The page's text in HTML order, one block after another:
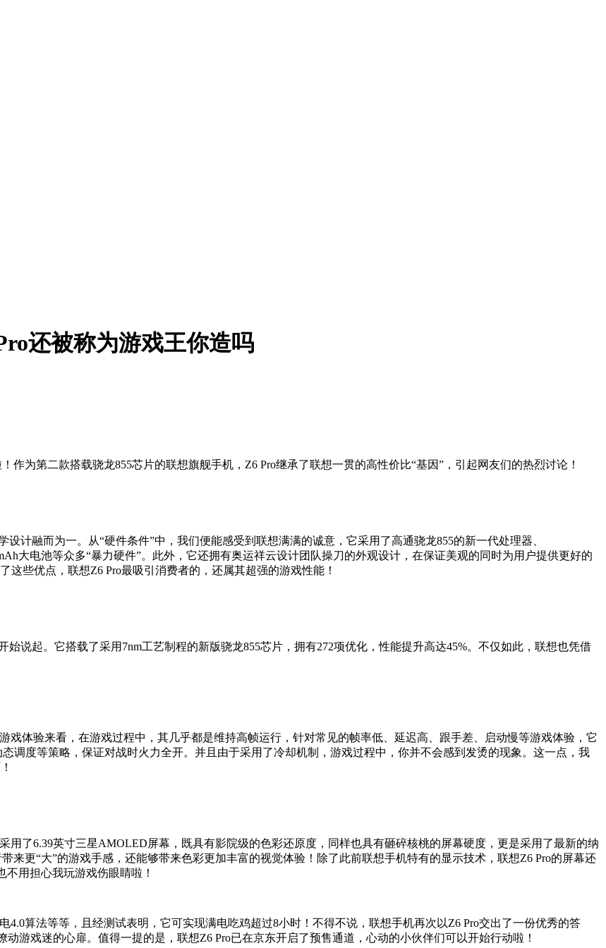
还被称为游戏王你造吗
为第二款搭载骁龙855芯片的联想旗舰手机，Z6 Pro继承了联想一贯的高性价比“基因”，引起网友们的热烈讨论！
计融而为一。从“硬件条件”中，我们便能感受到联想满满的诚意，它采用了高通骁龙855的新一代处理器、
大电池等众多“暴力硬件”。此外，它还拥有奥运祥云设计团队操刀的外观设计，在保证美观的同时为用户提供更好的
些优点，联想Z6 Pro最吸引消费者的，还属其超强的游戏性能！
说起。它搭载了采用7nm工艺制程的新版骁龙855芯片，拥有272项优化，性能提升高达45%。不仅如此，联想也凭借
戏体验来看，在游戏过程中，其几乎都是维持高帧运行，针对常见的帧率低、延迟高、跟手差、启动慢等游戏体验，它
调度等策略，保证对战时火力全开。并且由于采用了冷却机制，游戏过程中，你并不会感到发烫的现象。这一点，我
用了6.39英寸三星AMOLED屏幕，既具有影院级的色彩还原度，同样也具有砸碎核桃的屏幕硬度，更是采用了最新的纳
来更“大”的游戏手感，还能够带来色彩更加丰富的视觉体验！除了此前联想手机特有的显示技术，联想Z6 Pro的屏幕还
用担心我玩游戏伤眼睛啦！
4.0算法等等，且经测试表明，它可实现满电吃鸡超过8小时！不得不说，联想手机再次以Z6 Pro交出了一份优秀的答
游戏迷的心扉。值得一提的是，联想Z6 Pro已在京东开启了预售通道，心动的小伙伴们可以开始行动啦！